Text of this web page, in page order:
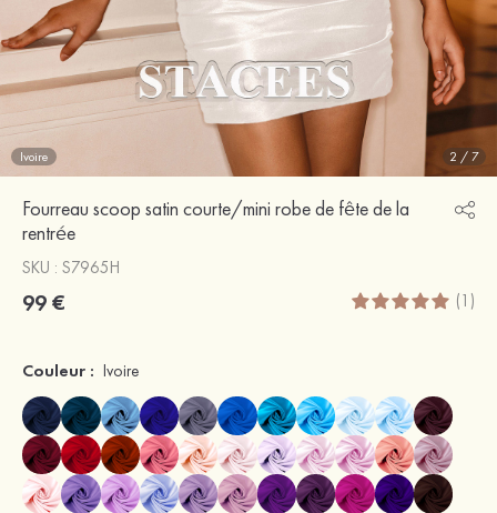
Ivoire 2 /7
Fourreau scoop satin courte/mini robe de fête de la
rentrée
SKU : S7965H
99 € (1)
Couleur : Ivoire